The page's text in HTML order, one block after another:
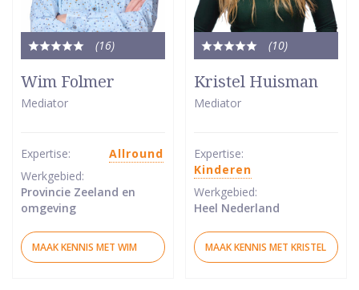
(16)
Totale
waardering:
5
van
Wim Folmer
Mediator
Expertise:
Allround
Werkgebied:
Provincie Zeeland en
omgeving
MAAK KENNIS MET WIM
(10)
Totale
waardering:
5
van
Kristel Huisman
Mediator
Expertise:
Kinderen
Werkgebied:
Heel Nederland
MAAK KENNIS MET KRISTEL